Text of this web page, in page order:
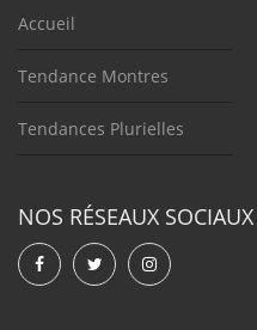
Accueil
Tendance Montres
Tendances Plurielles
NOS RÉSEAUX SOCIAUX